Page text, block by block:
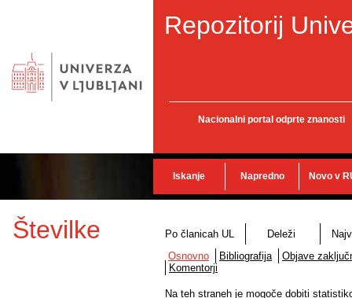
Repozitorij
Nacionalni portal odprte znanosti
Iskanje Napredno Novo v
Številke Po članicah UL Deleži
Osnovno
Bibliografija
Objave
Komentorji
Na teh straneh je mogoče dobiti